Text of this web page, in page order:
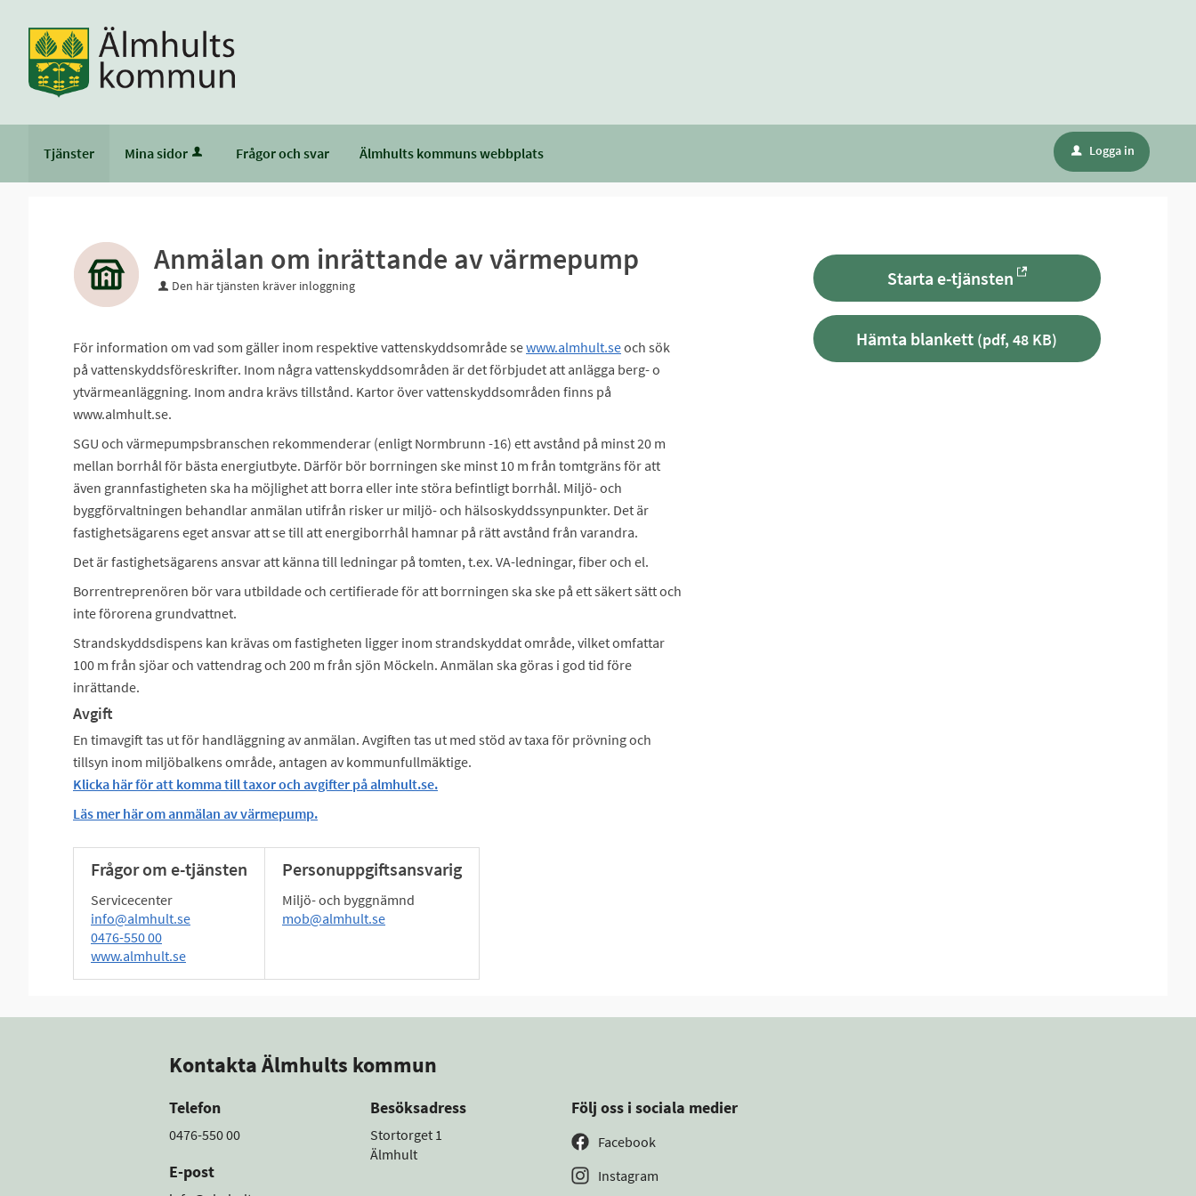
Tjänster Mina sidor Frågor och svar Älmhults kommuns webbplats u Logga in
Anmälan om inrättande av värmepump
Den här tjänsten kräver inloggning
För information om vad som gäller inom respektive vattenskyddsområde sewww.almhult.seoch sök
på vattenskyddsföreskrifter. Inom några vattenskyddsområden är det förbjudet att anlägga berg- o
ytvärmeanläggning. Inom andra krävs tillstånd. Kartor över vattenskyddsområden finns på
www.almhult.se.
SGU och värmepumpsbranschen rekommenderar (enligt Normbrunn -16) ett avstånd på minst 20 m
mellan borrhål för bästa energiutbyte. Därför bör borrningen ske minst 10 m från tomtgräns för att
även grannfastigheten ska ha möjlighet att borra eller inte störa befintligt borrhål. Miljö- och
byggförvaltningen behandlar anmälan utifrån risker ur miljö- och hälsoskyddssynpunkter. Det är
fastighetsägarens eget ansvar att se till att energiborrhål hamnar på rätt avstånd från varandra.
Det är fastighetsägarens ansvar att känna till ledningar på tomten, t.ex. VA-ledningar, fiber och el.
Borrentreprenören bör vara utbildade och certifierade för att borrningen ska ske på ett säkert sätt och
inte förorena grundvattnet.
Strandskyddsdispens kan krävas om fastigheten ligger inom strandskyddat område, vilket omfattar
100 m från sjöar och vattendrag och 200 m från sjön Möckeln. Anmälan ska göras i god tid före
inrättande.
Avgift
En timavgift tas ut för handläggning av anmälan. Avgiften tas ut med stöd av taxa för prövning och
tillsyn inom miljöbalkens område, antagen av kommunfullmäktige.
Klicka här för att komma till taxor och avgifter på almhult.se.
Läs mer här om anmälan av värmepump.
Frågor om e-tjänsten
Servicecenter
info@almhult.se
0476-550 00
www.almhult.se
Personuppgiftsansvarig
Miljö- och byggnämnd
mob@almhult.se
Starta e-tjänsten
Hämta blankett (pdf, 48 KB)
Kontakta Älmhults kommun
Telefon
0476-550 00
E-post
Besöksadress
Stortorget 1
Älmhult
Följ oss i sociala medier
Facebook
Instagram